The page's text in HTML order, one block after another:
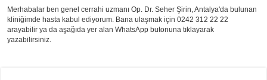
Merhabalar ben genel cerrahi uzmanı Op. Dr. Seher Şirin, Antalya'da bulunan
kliniğimde hasta kabul ediyorum. Bana ulaşmak için 0242 312 22 22
arayabilir ya da aşağıda yer alan WhatsApp butonuna tıklayarak
yazabilirsiniz.